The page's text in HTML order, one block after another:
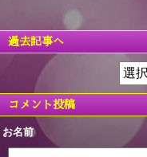
過去記事へ
コメント投稿
お名前